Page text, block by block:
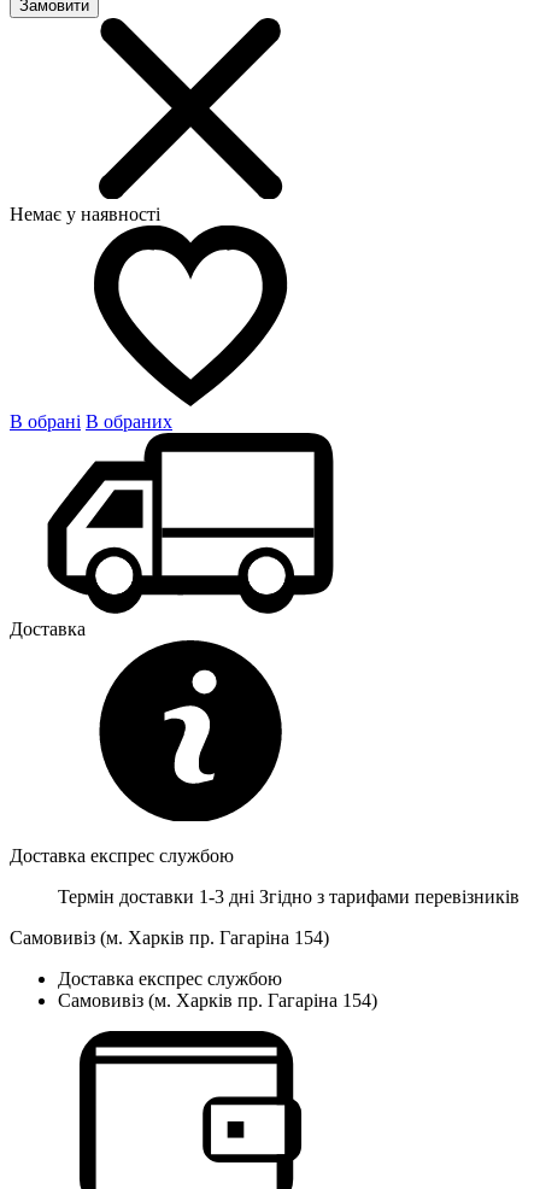
Замовити
Немає у наявності
В обрані В обраних
Доставка
Доставка експрес службою
Термін доставки 1-3 дні Згідно з тарифами перевізників
Самовивіз (м. Харків пр. Гагаріна 154)
Доставка експрес службою
Самовивіз (м. Харків пр. Гагаріна 154)